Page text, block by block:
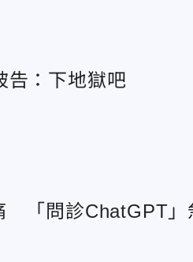
：下地獄吧
「問診ChatGPT」